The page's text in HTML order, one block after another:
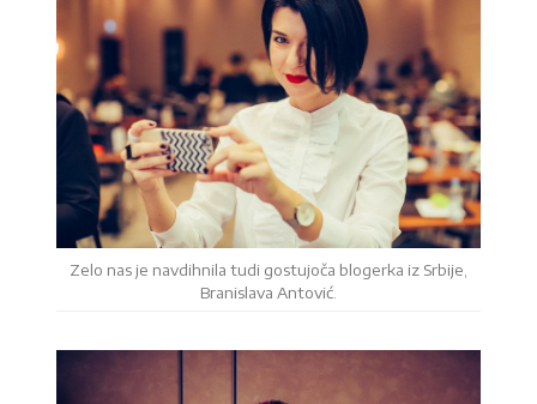
Zelo nas je navdihnila tudi gostujoča blogerka iz Srbije,
Branislava Antović.